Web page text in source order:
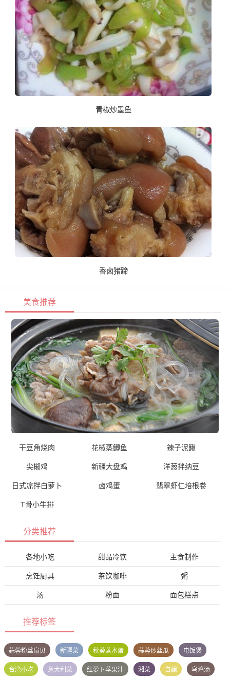
青椒炒墨鱼
香卤猪蹄
美食推荐
干豆角烧肉 花椒蒸鲫鱼 辣子泥鳅
尖椒鸡 新疆大盘鸡 洋葱拌纳豆
日式凉拌白萝卜 卤鸡蛋 翡翠虾仁培根卷
T骨小牛排
分类推荐
各地小吃 甜品冷饮 主食制作
烹饪厨具 茶饮咖啡 粥
汤 粉面 面包糕点
推荐标签
蒜蓉粉丝扇贝 新疆菜 秋葵蒸水蛋 蒜蓉炒丝瓜 电饭煲
台湾小吃 意大利菜 红萝卜苹果汁 湘菜 自酿 乌鸡汤